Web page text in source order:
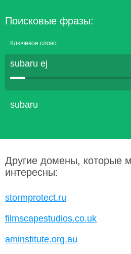
Поисковые фразы:
Ключевое слово:
subaru ej
subaru
Другие домены, которые
интересны:
stormprotect.ru
filmscapestudios.co.uk
aminstitute.org.au